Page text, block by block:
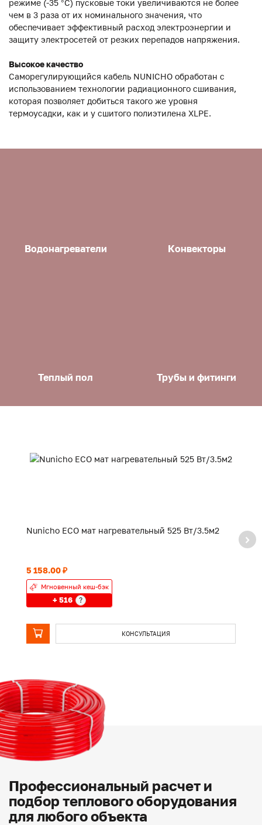
режиме (-35 °C) пусковые токи увеличиваются не более
чем в 3 раза от их номинального значения, что
обеспечивает эффективный расход электроэнергии и
защиту электросетей от резких перепадов напряжения.
Высокое качество
Саморегулирующийся кабель NUNICHO обработан с
использованием технологии радиационного сшивания,
которая позволяет добиться такого же уровня
термоусадки, как и у сшитого полиэтилена XLPE.
Водонагреватели Конвекторы
Теплый пол Трубы и фитинги
Nunicho ECO мат нагревательный 525 Вт/3.5м2
5 158.00 ₽
Мгновенный кеш-бэк
+ 516 ?
КОНСУЛЬТАЦИЯ
Профессиональный расчет и
подбор теплового оборудования
для любого объекта